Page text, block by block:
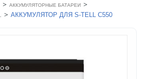
> АККУМУЛЯТОРНЫЕ БАТАРЕИ >
> АККУМУЛЯТОР ДЛЯ S-TELL C550